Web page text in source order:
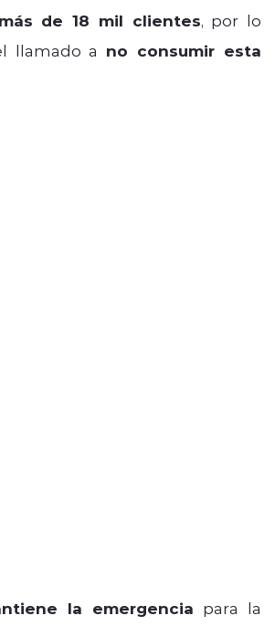
de 18 mil clientes, por lo
llamado a no consumir esta
la emergencia para la